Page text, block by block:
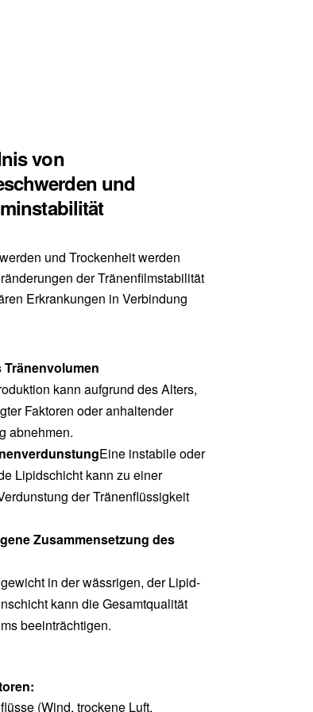
von
und
und Trockenheit werden
der Tränenfilmstabilität
Erkrankungen in Verbindung
Tränenvolumen
kann aufgrund des Alters,
Faktoren oder anhaltender
abnehmen.
Eine instabile oder
Lipidschicht kann zu einer
der Tränenflüssigkeit
Zusammensetzung des
in der wässrigen, der Lipid-
kann die Gesamtqualität
beeinträchtigen.
(Wind, trockene Luft,